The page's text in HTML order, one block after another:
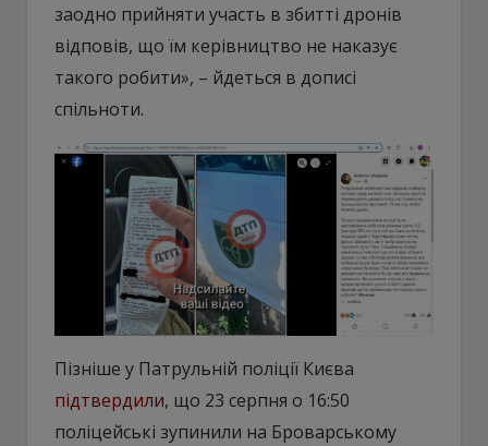
заодно прийняти участь в збитті дронів
відповів, що їм керівництво не наказує
такого робити», – йдеться в дописі
спільноти.
Пізніше у Патрульній поліції Києва
підтвердили, що 23 серпня о 16:50
поліцейські зупинили на Броварському